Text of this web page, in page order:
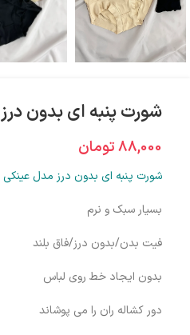
شورت پنبه ای بدون درز
88,000تومان
شورت پنبه ای بدون درز مدل عینکی
بسیار سبک و نرم
فیت بدن/بدون درز/فاق بلند
بدون ایجاد خط روی لباس
دور کشاله ران را می پوشاند